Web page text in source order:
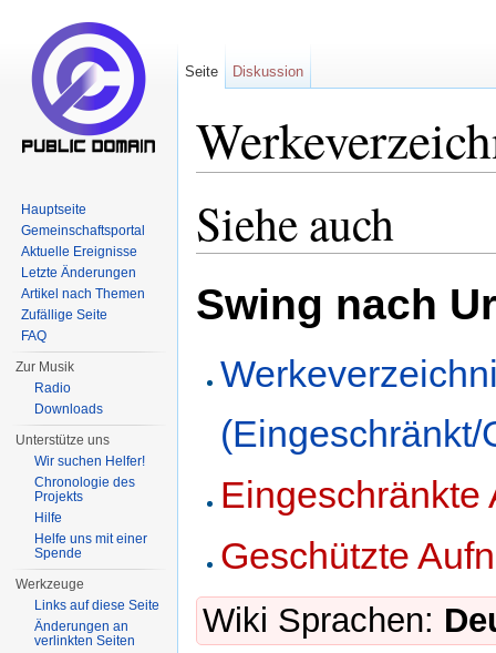
Siehe auch
Swing nach
Eingeschränkte
Geschützte
Wiki Sprachen:
Seite Diskussion
Hauptseite
Gemeinschaftsportal
Aktuelle Ereignisse
Letzte Änderungen
Artikel nach Themen
Zufällige Seite
FAQ
Zur Musik
Radio
Downloads
Unterstütze uns
Wir suchen Helfer!
Chronologie des
Projekts
Hilfe
Helfe uns mit einer
Spende
Werkzeuge
Links auf diese Seite
Änderungen an
verlinkten Seiten